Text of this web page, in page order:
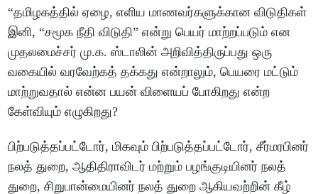
“தமிழகத்தில் ஏழை, எளிய மாணவர்களுக்கான விடுதிகள்
இனி, “சமூக நீதி விடுதி” என்று பெயர் மாற்றப்படும் என
முதலமைச்சர் மு.க. ஸ்டாலின் அறிவித்திருப்பது ஒரு
வகையில் வரவேற்கத் தக்கது என்றாலும், பெயரை மட்டும்
மாற்றுவதால் என்ன பயன் விளையப் போகிறது என்ற
கேள்வியும் எழுகிறது?
பிற்படுத்தப்பட்டோர், மிகவும் பிற்படுத்தப்பட்டோர், சீர்மரபினர்
நலத் துறை, ஆதிதிராவிடர் மற்றும் பழங்குடியினர் நலத்
துறை, சிறுபான்மையினர் நலத் துறை ஆகியவற்றின் கீழ்